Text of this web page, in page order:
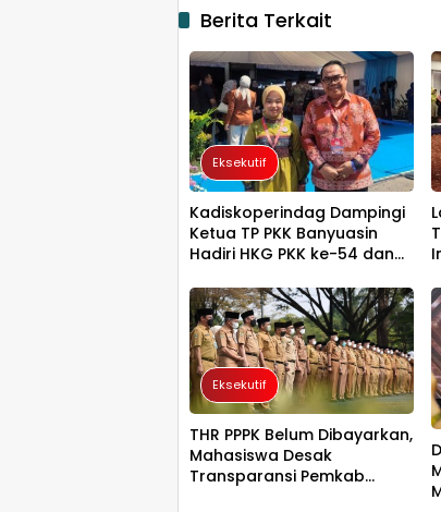
Berita Terkait
Eksekutif
Kadiskoperindag Dampingi
Ketua TP PKK Banyuasin
Hadiri HKG PKK ke-54 dan
Eksekutif
THR PPPK Belum Dibayarkan,
Mahasiswa Desak
Transparansi Pemkab